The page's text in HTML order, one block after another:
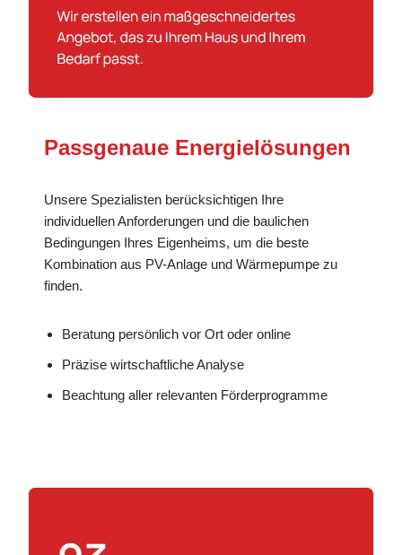
Passgenaue Energielösungen
Unsere Spezialisten berücksichtigen Ihre
individuellen Anforderungen und die baulichen
Bedingungen Ihres Eigenheims, um die beste
Kombination aus PV-Anlage und Wärmepumpe zu
finden.
Beratung persönlich vor Ort oder online
Präzise wirtschaftliche Analyse
Beachtung aller relevanten Förderprogramme